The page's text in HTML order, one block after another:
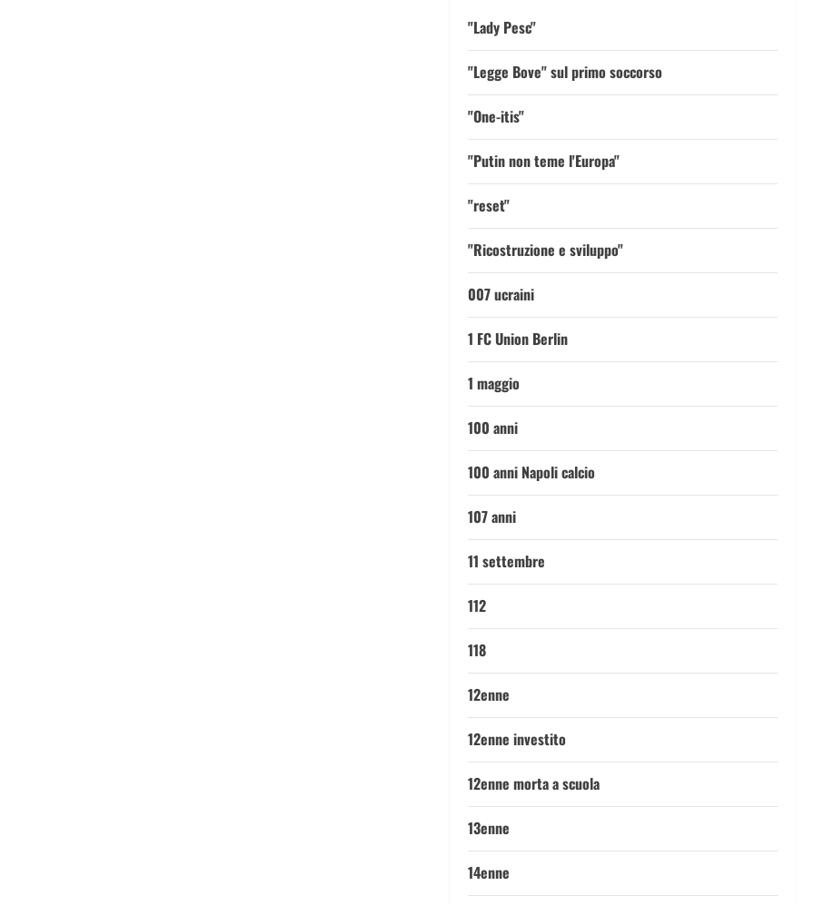
"Lady Pesc"
"Legge Bove" sul primo soccorso
"One-itis"
"Putin non teme l'Europa"
"reset"
"Ricostruzione e sviluppo"
007 ucraini
1 FC Union Berlin
1 maggio
100 anni
100 anni Napoli calcio
107 anni
11 settembre
112
118
12enne
12enne investito
12enne morta a scuola
13enne
14enne